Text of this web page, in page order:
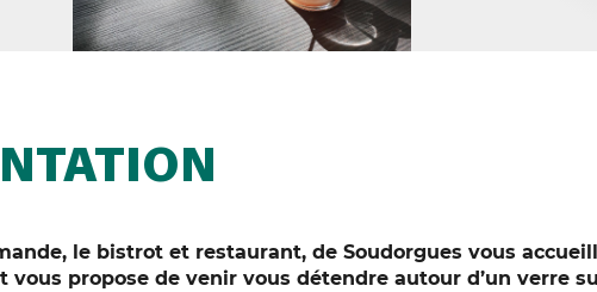
le bistrot et restaurant, de Soudorgues vous
vous propose de venir vous détendre autour d’un verre